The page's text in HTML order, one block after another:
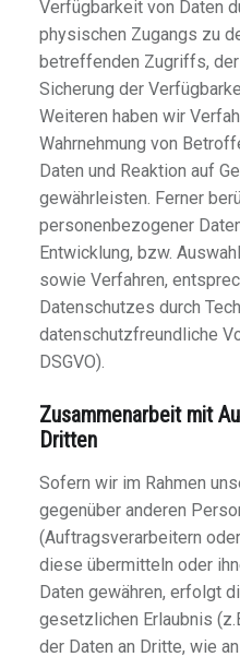
Verfügbarkeit von Daten
physischen Zugangs zu
betreffenden Zugriffs,
Sicherung der
Weiteren haben wir
Wahrnehmung von
Daten und Reaktion auf
gewährleisten. Ferner
personenbezogener
Entwicklung, bzw.
sowie Verfahren,
Datenschutzes durch
datenschutzfreundliche
DSGVO).
Zusammenarbeit mit
Dritten
Sofern wir im Rahmen
gegenüber anderen
(Auftragsverarbeitern
diese übermitteln oder
Daten gewähren, erfolgt
gesetzlichen Erlaubnis
der Daten an Dritte, wie